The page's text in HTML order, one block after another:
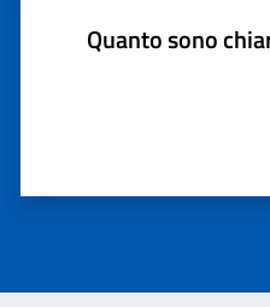
Quanto sono